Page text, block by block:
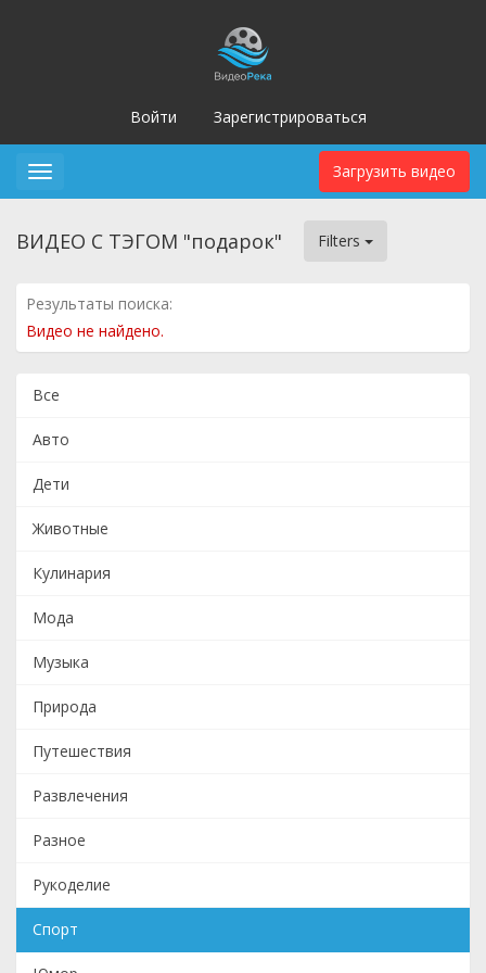
Войти Зарегистрироваться
Загрузить видео
Toggle
ВИДЕО С ТЭГОМ "подарок" Filters
Результаты поиска:
Видео не найдено.
Все
Авто
Дети
Животные
Кулинария
Мода
Музыка
Природа
Путешествия
Развлечения
Разное
Рукоделие
Спорт